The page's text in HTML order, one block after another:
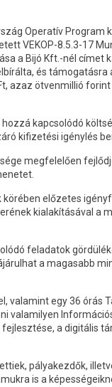
Operatív Program
VEKOP-8.5.3-17
a Bijó Kft.-nél címet
és
azaz ötvenmillió
kapcsolódó
kifizetési igénylés
megfelelően
előzetes
kialakításával a
feladatok
a magasabb
egy 36 órás
a digitális
pályakezdők,
is a